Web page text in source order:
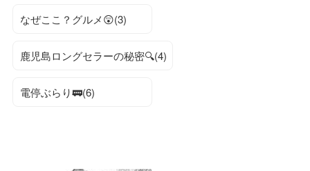
なぜここ？グルメ😲(3)
鹿児島ロングセラーの秘密🔍(4)
電停ぶらり🚃(6)